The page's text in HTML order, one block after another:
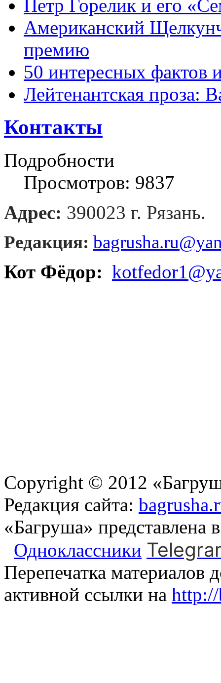
Петр Горелик и его
Американский
премию
50 интересных фактов
Лейтенантская проза:
Контакты
Подробности
Просмотров: 9837
Адрес: 390023 г. Рязань.
Редакция:
Кот Фёдор:
Copyright © 2012
Редакция сайта:
«Багруша» представлена
Одноклассники
Перепечатка материалов
активной ссылки на http://